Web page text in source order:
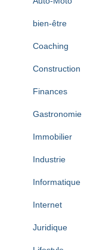
bien-être
Coaching
Construction
Finances
Gastronomie
Immobilier
Industrie
Informatique
Internet
Juridique